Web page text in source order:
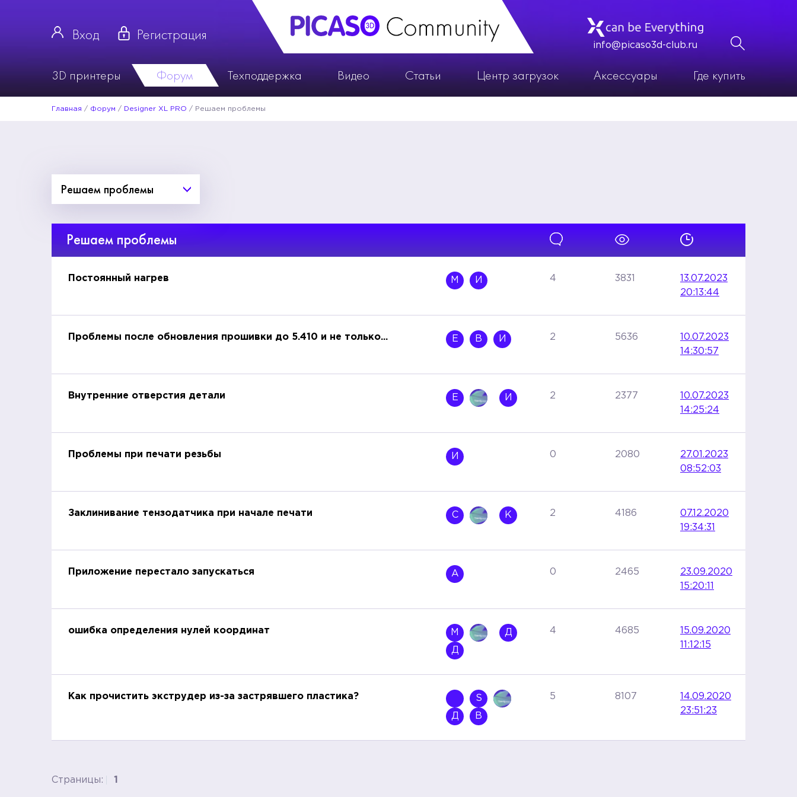
Вход Регистрация
info@picaso3d-club.ru
3D принтеры Форум Техподдержка Видео Статьи Центр загрузок Аксессуары Где купить
Главная / Форум / Designer XL PRO / Решаем проблемы
Решаем проблемы
Постоянный нагрев М И 4 3831
13.07.2023
20:13:44
Проблемы после обновления прошивки до 5.410 и не только... Е В И 2 5636
10.07.2023
14:30:57
Внутренние отверстия детали Е И 2 2377
10.07.2023
14:25:24
Проблемы при печати резьбы И 0 2080
27.01.2023
08:52:03
Заклинивание тензодатчика при начале печати С К 2 4186
07.12.2020
19:34:31
Приложение перестало запускаться А 0 2465
23.09.2020
15:20:11
ошибка определения нулей координат М
Д
Д
4 4685
15.09.2020
11:12:15
Как прочистить экструдер из-за застрявшего пластика?
S
Д
В
5 8107
14.09.2020
23:51:23
Страницы: 1